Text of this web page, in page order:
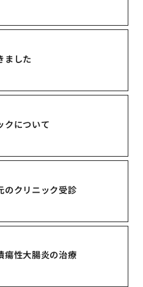
ました
クについて
のクリニック受診
瘍性大腸炎の治療